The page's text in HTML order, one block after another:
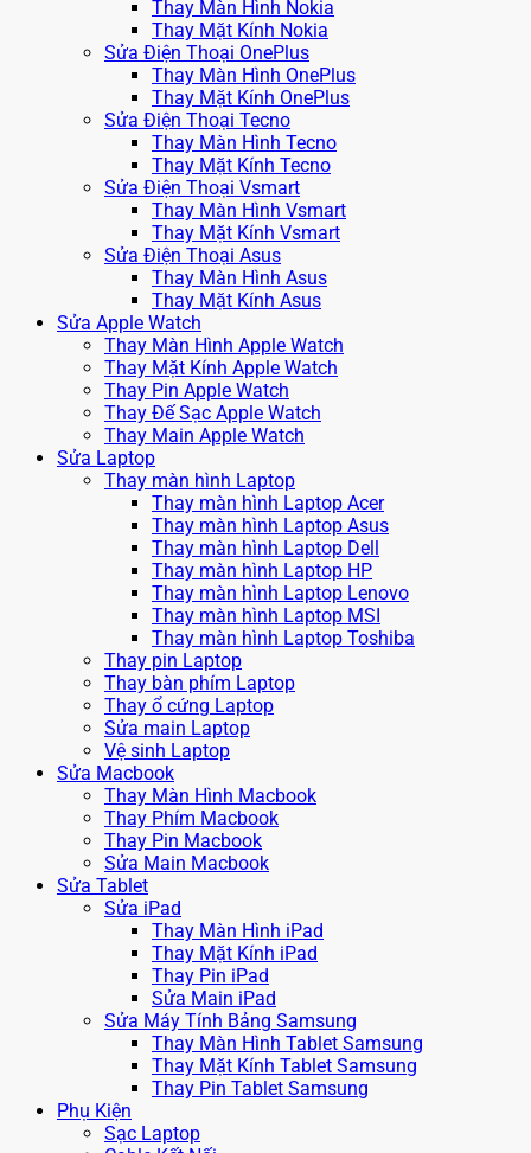
Thay Màn Hình Nokia
Thay Mặt Kính Nokia
Sửa Điện Thoại OnePlus
Thay Màn Hình OnePlus
Thay Mặt Kính OnePlus
Sửa Điện Thoại Tecno
Thay Màn Hình Tecno
Thay Mặt Kính Tecno
Sửa Điện Thoại Vsmart
Thay Màn Hình Vsmart
Thay Mặt Kính Vsmart
Sửa Điện Thoại Asus
Thay Màn Hình Asus
Thay Mặt Kính Asus
Sửa Apple Watch
Thay Màn Hình Apple Watch
Thay Mặt Kính Apple Watch
Thay Pin Apple Watch
Thay Đế Sạc Apple Watch
Thay Main Apple Watch
Sửa Laptop
Thay màn hình Laptop
Thay màn hình Laptop Acer
Thay màn hình Laptop Asus
Thay màn hình Laptop Dell
Thay màn hình Laptop HP
Thay màn hình Laptop Lenovo
Thay màn hình Laptop MSI
Thay màn hình Laptop Toshiba
Thay pin Laptop
Thay bàn phím Laptop
Thay ổ cứng Laptop
Sửa main Laptop
Vệ sinh Laptop
Sửa Macbook
Thay Màn Hình Macbook
Thay Phím Macbook
Thay Pin Macbook
Sửa Main Macbook
Sửa Tablet
Sửa iPad
Thay Màn Hình iPad
Thay Mặt Kính iPad
Thay Pin iPad
Sửa Main iPad
Sửa Máy Tính Bảng Samsung
Thay Màn Hình Tablet Samsung
Thay Mặt Kính Tablet Samsung
Thay Pin Tablet Samsung
Phụ Kiện
Sạc Laptop